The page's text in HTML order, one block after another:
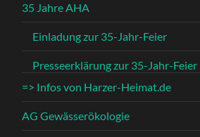
35 Jahre AHA
Einladung zur 35-Jahr-Feier
Presseerklärung zur 35-Jahr-Feier
=> Infos von Harzer-Heimat.de
AG Gewässerökologie